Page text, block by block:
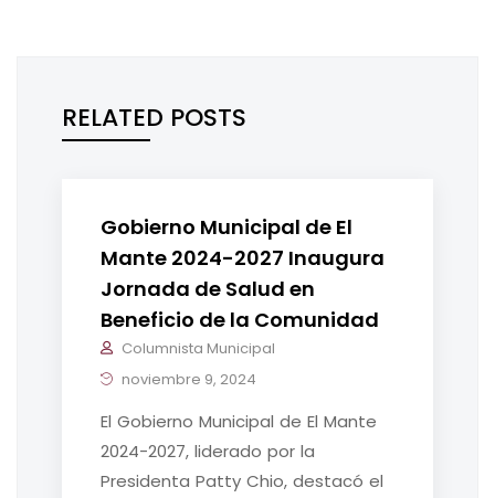
RELATED POSTS
Gobierno Municipal de El
Mante 2024-2027 Inaugura
Jornada de Salud en
Beneficio de la Comunidad
Columnista Municipal
noviembre 9, 2024
El Gobierno Municipal de El Mante
2024-2027, liderado por la
Presidenta Patty Chio, destacó el